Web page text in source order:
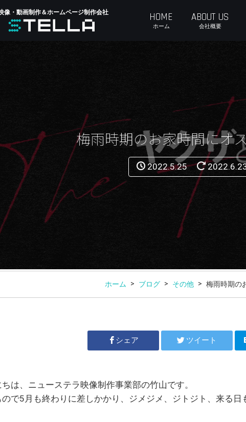
像・動画制作＆ホームページ制作会社 HOME
ホーム
ABOUT US
会社概要
梅雨時期のお家時間にオ
2022.5.25
ホーム ブログ その他 梅雨時期の
シェア ツイート
ちは、ニューステラ映像制作事業部の竹山です。
で5月も終わりに差しかかり、ジメジメ、ジトジト、来る